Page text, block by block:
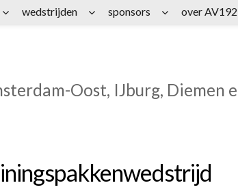
Oost, IJburg, Diemen
wedstrijden sponsors over